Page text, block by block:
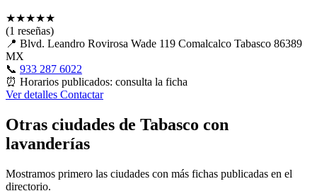
★★★★★
(1 reseñas)
📍 Blvd. Leandro Rovirosa Wade 119 Comalcalco Tabasco 86389
MX
📞 933 287 6022
⏰ Horarios publicados: consulta la ficha
Ver detalles Contactar
Otras ciudades de Tabasco con
lavanderías
Mostramos primero las ciudades con más fichas publicadas en el
directorio.